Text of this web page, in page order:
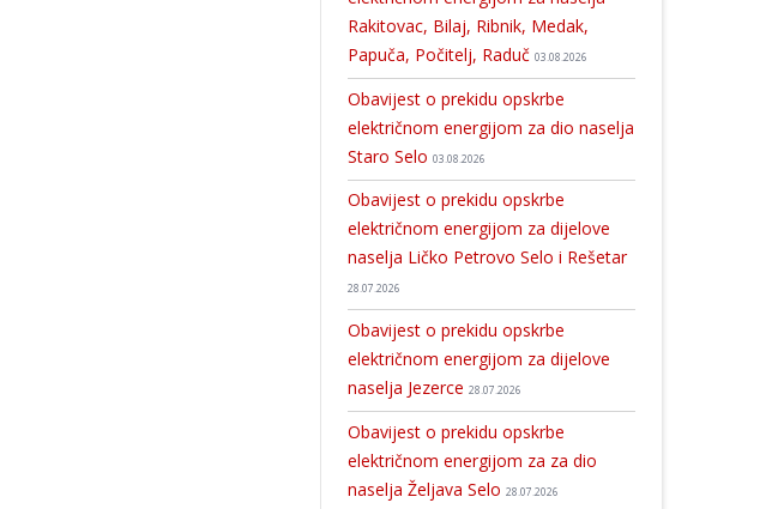
Rakitovac, Bilaj, Ribnik, Medak,
Papuča, Počitelj, Raduč 03.08.2026
Obavijest o prekidu opskrbe
električnom energijom za dio naselja
Staro Selo 03.08.2026
Obavijest o prekidu opskrbe
električnom energijom za dijelove
naselja Ličko Petrovo Selo i Rešetar
28.07.2026
Obavijest o prekidu opskrbe
električnom energijom za dijelove
naselja Jezerce 28.07.2026
Obavijest o prekidu opskrbe
električnom energijom za za dio
naselja Željava Selo 28.07.2026